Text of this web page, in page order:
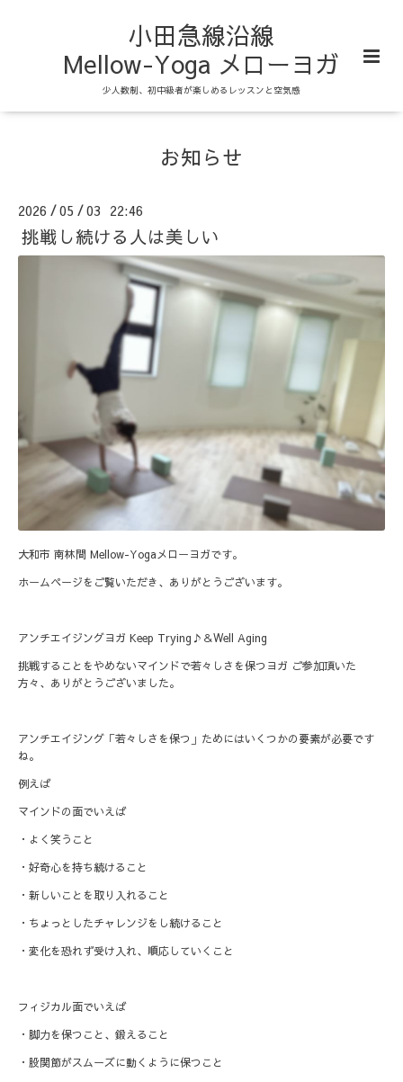
小田急線沿線
Mellow-Yoga メローヨガ
少人数制、初中級者が楽しめるレッスンと空気感
お知らせ
2026 /05 /03 22:46
挑戦し続ける人は美しい
大和市 南林間 Mellow-Yogaメローヨガです。
ホームページをご覧いただき、ありがとうございます。
アンチエイジングヨガ Keep Trying♪＆Well Aging
挑戦することをやめないマインドで若々しさを保つヨガ ご参加頂いた
方々、ありがとうございました。
アンチエイジング「若々しさを保つ」ためにはいくつかの要素が必要です
ね。
例えば
マインドの面でいえば
・よく笑うこと
・好奇心を持ち続けること
・新しいことを取り入れること
・ちょっとしたチャレンジをし続けること
・変化を恐れず受け入れ、順応していくこと
フィジカル面でいえば
・脚力を保つこと、鍛えること
・股関節がスムーズに動くように保つこと